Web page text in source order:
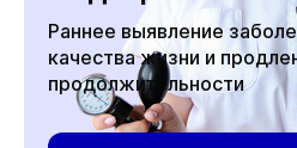
Раннее выявление
качества жизни и
продолжительности